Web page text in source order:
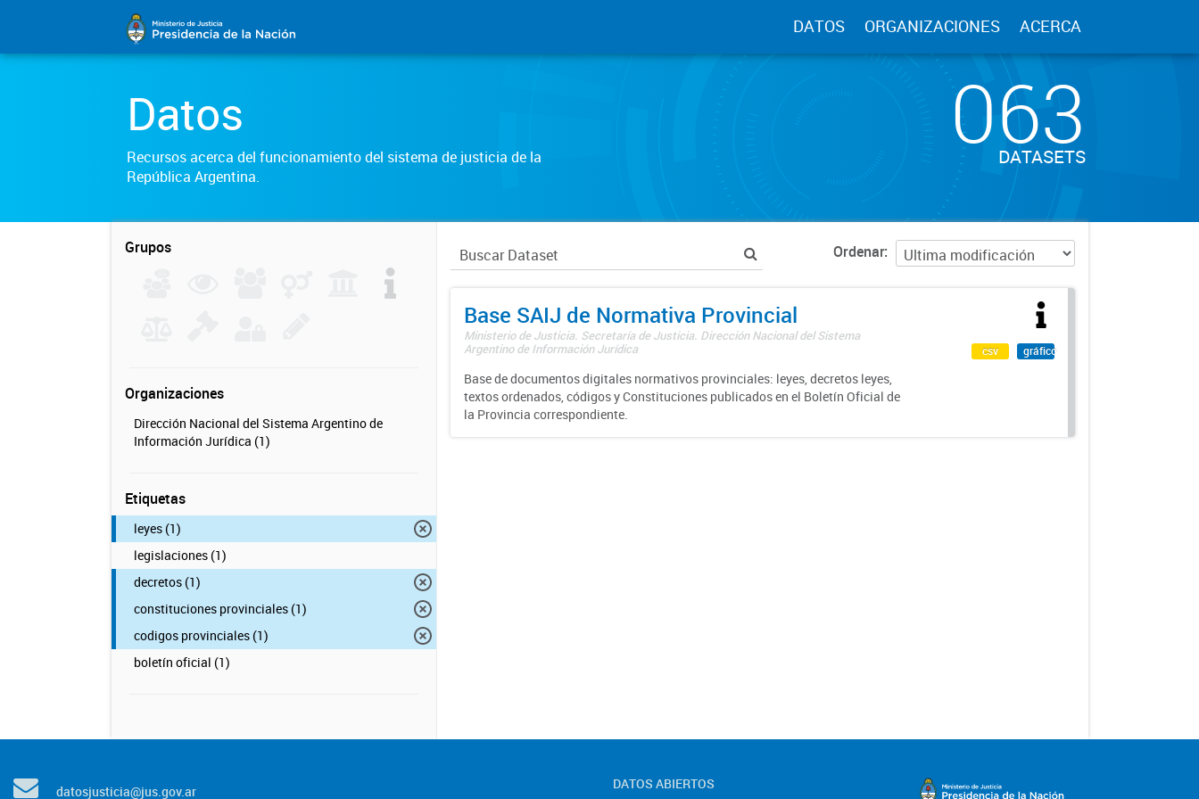
DATOS ORGANIZACIONES ACERCA
Datos
Recursos acerca del funcionamiento del sistema de justicia de la
República Argentina.
063
DATASETS
Grupos
Organizaciones
Dirección Nacional del Sistema Argentino de
Información Jurídica (1)
Etiquetas
leyes (1)
legislaciones (1)
decretos (1)
constituciones provinciales (1)
codigos provinciales (1)
boletín oficial (1)
Ordenar
Base SAIJ de Normativa Provincial
Ministerio de Justicia. Secretaría de Justicia. Dirección Nacional del Sistema
Argentino de Información Jurídica
Base de documentos digitales normativos provinciales: leyes, decretos leyes,
textos ordenados, códigos y Constituciones publicados en el Boletín Oficial de
la Provincia correspondiente.
csv gráfico
datosjusticia@jus.gov.ar DATOS ABIERTOS